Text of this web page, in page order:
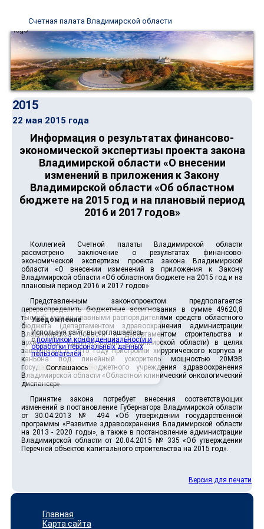
Счетная палата Владимирской области
2015
22 мая 2015 года
Информация о результатах финансово-
экономической экспертизы проекта закона
Владимирской области «О внесении
изменений в приложения к Закону
Владимирской области «Об областном
бюджете на 2015 год и на плановый период
2016 и 2017 годов»
Коллегией Счетной палаты Владимирской области
рассмотрено заключение о результатах финансово-
экономической экспертизы проекта закона Владимирской
области «О внесении изменений в приложения к Закону
Владимирской области «Об областном бюджете на 2015 год и на
плановый период 2016 и 2017 годов»
Представленным законопроектом предполагается
перераспределить бюджетные ассигнования в сумме 49620,8
тыс.руб. между главными распорядителями средств областного
бюджета (департаментом здравоохранения администрации
Владимирской области и департаментом строительства и
архитектуры администрации Владимирской области) в целях
завершения в 2015 году пристройки хирургического корпуса и
каньона под линейный ускоритель мощностью 20МЭВ
государственного бюджетного учреждения здравоохранения
Владимирской области «Областной клинический онкологический
диспансер».
Принятие закона потребует внесения соответствующих
изменений в постановление Губернатора Владимирской области
от 30.04.2013 № 494 «Об утверждении государственной
программы «Развитие здравоохранения Владимирской области
на 2013 - 2020 годы», а также в постановление администрации
Владимирской области от 20.04.2015 № 335 «Об утверждении
Перечней объектов капитального строительства на 2015 год».
Версия для печати
Главная
Карта сайта
Уведомление
Используя сайт, вы соглашаетесь
сполитикой конфиденциальности и
обработки персональных данных
пользователей.
Соглашаюсь